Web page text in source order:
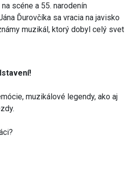
scéne a 55. narodenín
Ďurovčíka sa vracia na javisko
muzikál, ktorý dobyl celý svet
muzikálové legendy, ako aj